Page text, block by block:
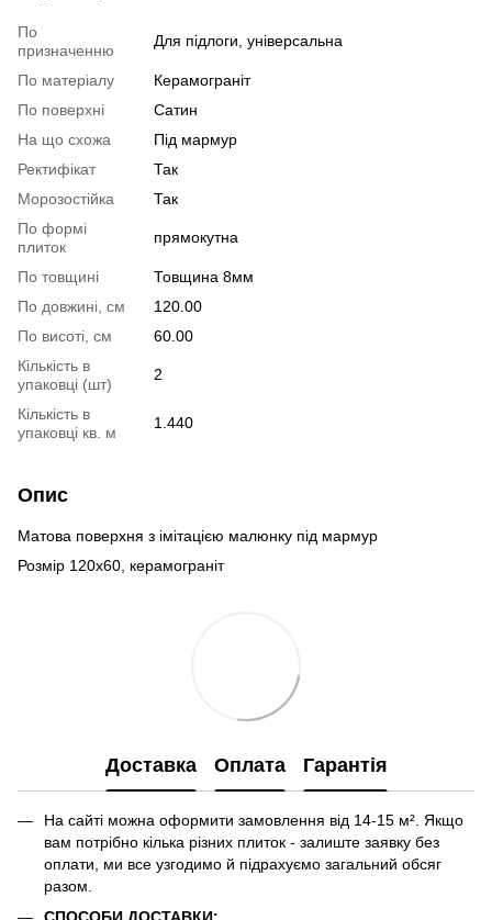
По
призначенню
Для підлоги, універсальна
По матеріалу
Керамограніт
По поверхні
Сатин
На що схожа
Під мармур
Ректифікат
Так
Морозостійка
Так
По формі
плиток
прямокутна
По товщині
Товщина 8мм
По довжині, см
120.00
По висоті, см
60.00
Кількість в
упаковці (шт)
2
Кількість в
упаковці кв. м
1.440
Опис
Матова поверхня з імітацією малюнку під мармур
Розмір 120х60, керамограніт
Доставка Оплата Гарантія
На сайті можна оформити замовлення від 14-15 м². Якщо
вам потрібно кілька різних плиток - залиште заявку без
оплати, ми все узгодимо й підрахуємо загальний обсяг
разом.